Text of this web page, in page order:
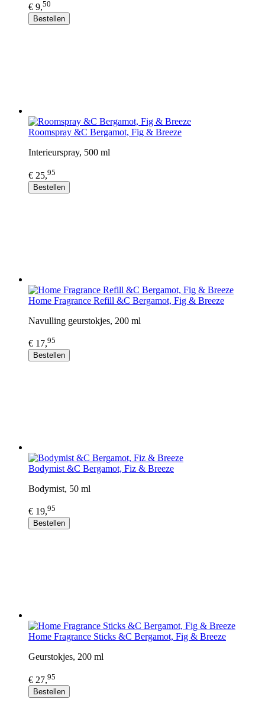
€ 9,50
Bestellen
Roomspray &C Bergamot, Fig & Breeze
Interieurspray, 500 ml
€ 25,95
Bestellen
Home Fragrance Refill &C Bergamot, Fig & Breeze
Navulling geurstokjes, 200 ml
€ 17,95
Bestellen
Bodymist &C Bergamot, Fiz & Breeze
Bodymist, 50 ml
€ 19,95
Bestellen
Home Fragrance Sticks &C Bergamot, Fig & Breeze
Geurstokjes, 200 ml
€ 27,95
Bestellen